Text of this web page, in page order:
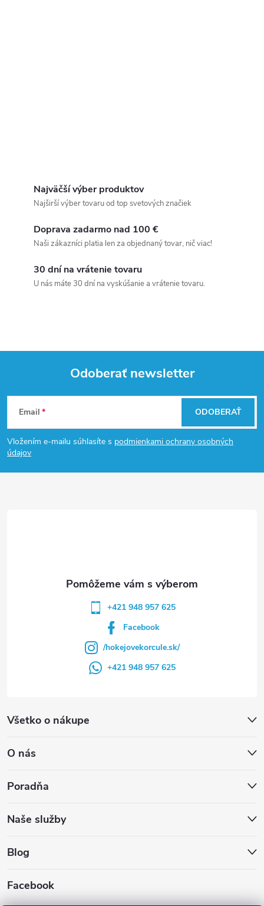
Najväčší výber produktov
Najširší výber tovaru od top svetových značiek
Doprava zadarmo nad 100 €
Naši zákazníci platia len za objednaný tovar, nič viac!
30 dní na vrátenie tovaru
U nás máte 30 dní na vyskúšanie a vrátenie tovaru.
Z
á
p
Odoberať newsletter
Email
Vložením e-mailu súhlasíte s podmienkami ochrany osobných
údajov
ODOBERAŤ
Všetko o nákupe
O nás
Poradňa
Naše služby
Blog
Facebook
+421 948 957 625
Facebook
/hokejovekorcule.sk/
+421 948 957 625